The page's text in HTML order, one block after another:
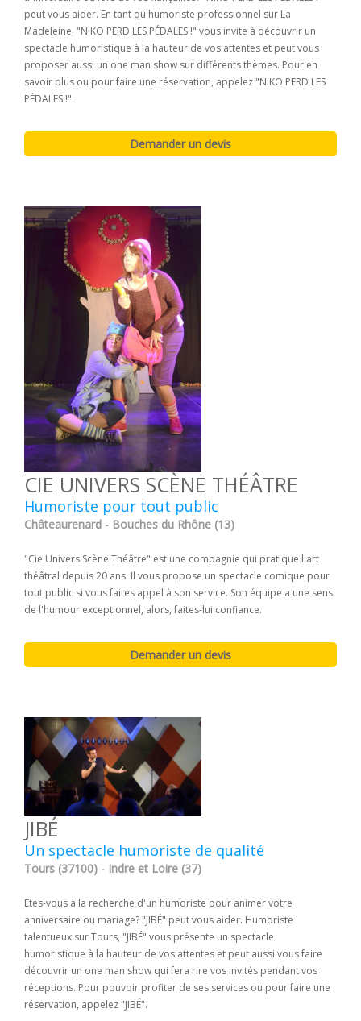
peut vous aider. En tant qu'humoriste professionnel sur La
Madeleine, "NIKO PERD LES PÉDALES !" vous invite à découvrir un
spectacle humoristique à la hauteur de vos attentes et peut vous
proposer aussi un one man show sur différents thèmes. Pour en
savoir plus ou pour faire une réservation, appelez "NIKO PERD LES
PÉDALES !".
CIE UNIVERS SCÈNE THÉÂTRE
Humoriste pour tout public
Châteaurenard - Bouches du Rhône (13)
"Cie Univers Scène Théâtre" est une compagnie qui pratique l'art
théâtral depuis 20 ans. Il vous propose un spectacle comique pour
tout public si vous faites appel à son service. Son équipe a une sens
de l'humour exceptionnel, alors, faites-lui confiance.
JIBÉ
Un spectacle humoriste de qualité
Tours (37100) - Indre et Loire (37)
Etes-vous à la recherche d'un humoriste pour animer votre
anniversaire ou mariage? "JIBÉ" peut vous aider. Humoriste
talentueux sur Tours, "JIBÉ" vous présente un spectacle
humoristique à la hauteur de vos attentes et peut aussi vous faire
découvrir un one man show qui fera rire vos invités pendant vos
réceptions. Pour pouvoir profiter de ses services ou pour faire une
réservation, appelez "JIBÉ".